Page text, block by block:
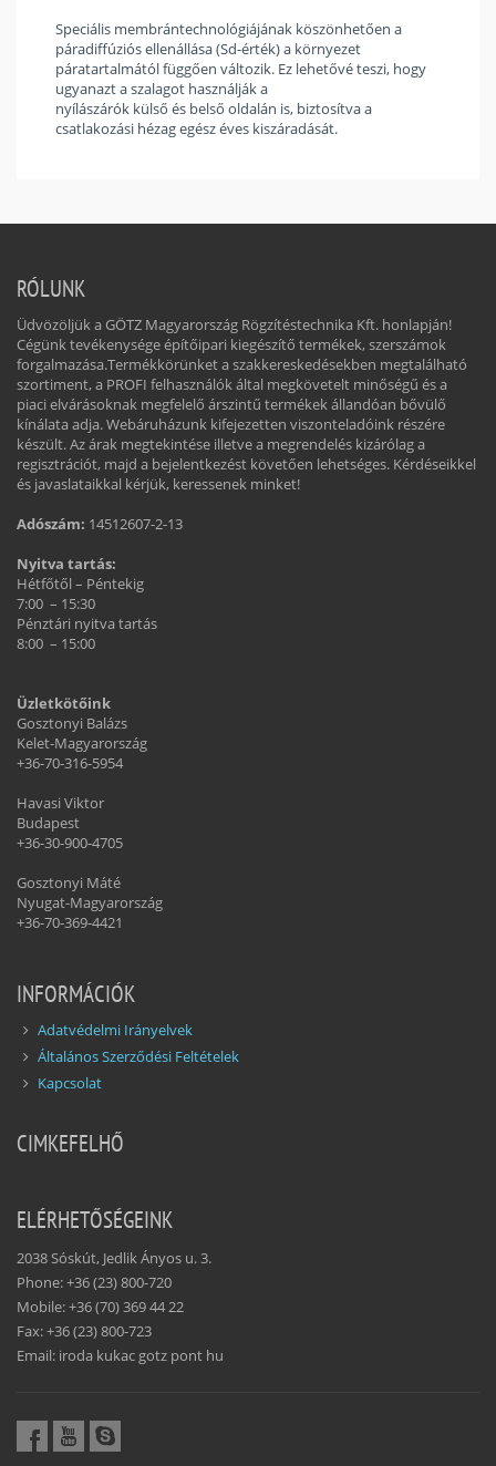
Speciális membrántechnológiájának köszönhetően a
páradiffúziós ellenállása (Sd-érték) a környezet
páratartalmától függően változik. Ez lehetővé teszi, hogy
ugyanazt a szalagot használják a
nyílászárók külső és belső oldalán is, biztosítva a
csatlakozási hézag egész éves kiszáradását.
RÓLUNK
Üdvözöljük a GÖTZ Magyarország Rögzítéstechnika Kft. honlapján!
Cégünk tevékenysége építőipari kiegészítő termékek, szerszámok
forgalmazása.Termékkörünket a szakkereskedésekben megtalálható
szortiment, a PROFI felhasználók által megkövetelt minőségű és a
piaci elvárásoknak megfelelő árszintű termékek állandóan bővülő
kínálata adja. Webáruházunk kifejezetten viszonteladóink részére
készült. Az árak megtekintése illetve a megrendelés kizárólag a
regisztrációt, majd a bejelentkezést követően lehetséges. Kérdéseikkel
és javaslataikkal kérjük, keressenek minket!
Adószám: 14512607-2-13
Nyitva tartás:
Hétfőtől – Péntekig
7:00 – 15:30
Pénztári nyitva tartás
8:00 – 15:00
Üzletkötőink
Gosztonyi Balázs
Kelet-Magyarország
+36-70-316-5954
Havasi Viktor
Budapest
+36-30-900-4705
Gosztonyi Máté
Nyugat-Magyarország
+36-70-369-4421
INFORMÁCIÓK
Adatvédelmi Irányelvek
Általános Szerződési Feltételek
Kapcsolat
CIMKEFELHŐ
ELÉRHETŐSÉGEINK
2038 Sóskút, Jedlik Ányos u. 3.
Phone: +36 (23) 800-720
Mobile: +36 (70) 369 44 22
Fax: +36 (23) 800-723
Email: iroda kukac gotz pont hu